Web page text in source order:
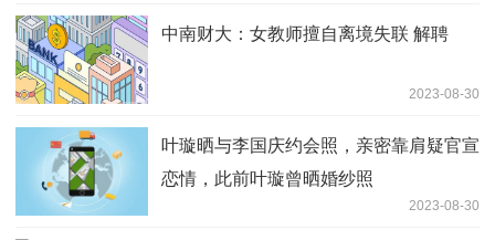
中南财大：女教师擅自离境失联 解聘
2023-08-30
叶璇晒与李国庆约会照，亲密靠肩疑官宣
恋情，此前叶璇曾晒婚纱照
2023-08-30